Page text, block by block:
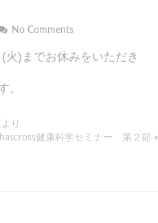
No Comments
火)までお休みをいただき
。
り
hascross健康科学セミナー 第２節 »